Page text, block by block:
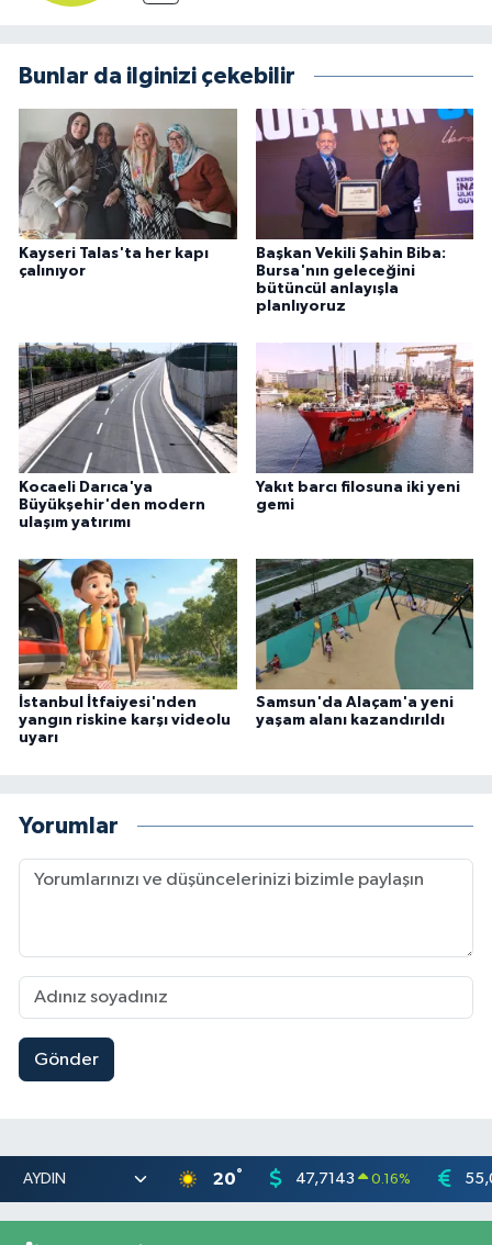
Bunlar da ilginizi çekebilir
Kayseri Talas'ta her kapı
çalınıyor
Başkan Vekili Şahin Biba:
Bursa'nın geleceğini
bütüncül anlayışla
planlıyoruz
Kocaeli Darıca'ya
Büyükşehir'den modern
ulaşım yatırımı
Yakıt barcı filosuna iki yeni
gemi
İstanbul İtfaiyesi'nden
yangın riskine karşı videolu
uyarı
Samsun'da Alaçam'a yeni
yaşam alanı kazandırıldı
Yorumlar
Gönder
20° 47,7143 0.16%